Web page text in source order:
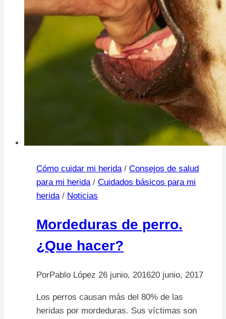
Cómo cuidar mi herida / Consejos de salud
para mi herida / Cuidados básicos para mi
herida / Noticias
Mordeduras de perro.
¿Que hacer?
PorPablo López 26 junio, 201620 junio, 2017
Los perros causan más del 80% de las
heridas por mordeduras. Sus víctimas son